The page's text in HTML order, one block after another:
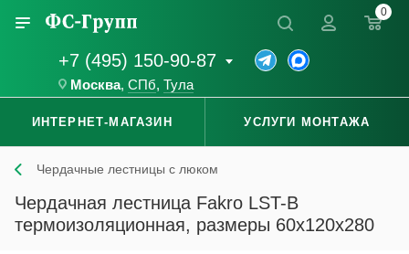
+7 (495) 150-90-87
Москва, СПб, Тула
0
ИНТЕРНЕТ-МАГАЗИН УСЛУГИ МОНТАЖА
Чердачные лестницы с люком
Чердачная лестница Fakro LST-B
термоизоляционная, размеры 60x120x280